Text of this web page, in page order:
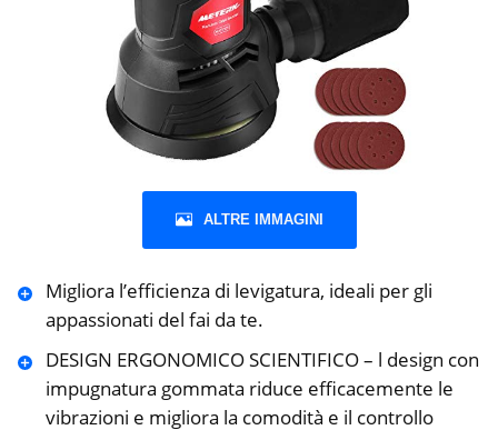
ALTRE IMMAGINI
Migliora l’efficienza di levigatura, ideali per gli
appassionati del fai da te.
DESIGN ERGONOMICO SCIENTIFICO – l design con
impugnatura gommata riduce efficacemente le
vibrazioni e migliora la comodità e il controllo